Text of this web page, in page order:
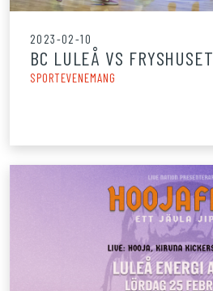
2023-02-10
BC LULEÅ VS FRYSHUSET
SPORTEVENEMANG